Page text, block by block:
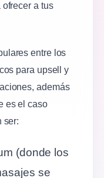
a tus
entre los
para upsell y
además
es el caso
ser:
(donde los
se